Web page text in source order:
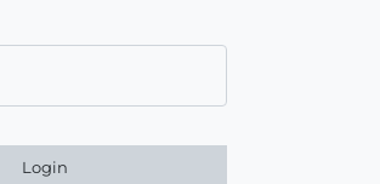
Login